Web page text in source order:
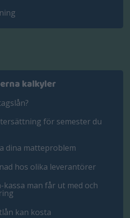
kalkyler
för semester du
dina matteproblem
hos olika leverantörer
kassa man får ut med och
kan kosta